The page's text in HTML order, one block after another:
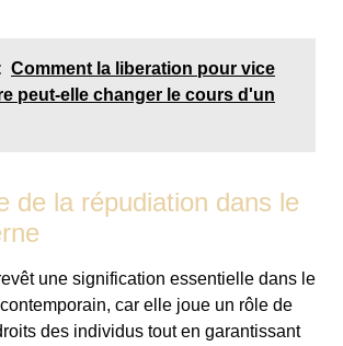
Comment la liberation pour vice
peut-elle changer le cours d'un
de la répudiation dans le
une signification essentielle dans le
car elle joue un rôle de
des individus tout en garantissant